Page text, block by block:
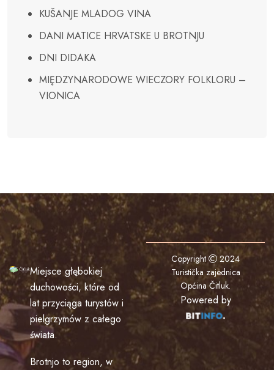
KUŠANJE MLADOG VINA
DANI MATICE HRVATSKE U BROTNJU
DNI DIDAKA
MIĘDZYNARODOWE WIECZORY FOLKLORU –
VIONICA
Miejsce głębokiej
duchowości, które od
lat przyciąga turystów i
pielgrzymów z całego
świata.
Brotnjo to region, w
Copyright
2024
Turistička zajednica
Općina Čitluk.
Powered by